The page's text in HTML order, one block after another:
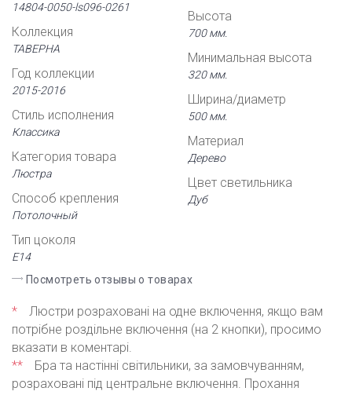
14804-0050-ls096-0261
Коллекция
ТАВЕРНА
Год коллекции
2015-2016
Стиль исполнения
Классика
Категория товара
Люстра
Способ крепления
Потолочный
Тип цоколя
Е14
Высота
700 мм.
Минимальная высота
320 мм.
Ширина/диаметр
500 мм.
Материал
Дерево
Цвет светильника
Дуб
Посмотреть отзывы о товарах
*
Люстри розраховані на одне включення, якщо вам
потрібне роздільне включення (на 2 кнопки), просимо
вказати в коментарі.
**
Бра та настінні світильники, за замовчуванням,
розраховані під центральне включення. Прохання